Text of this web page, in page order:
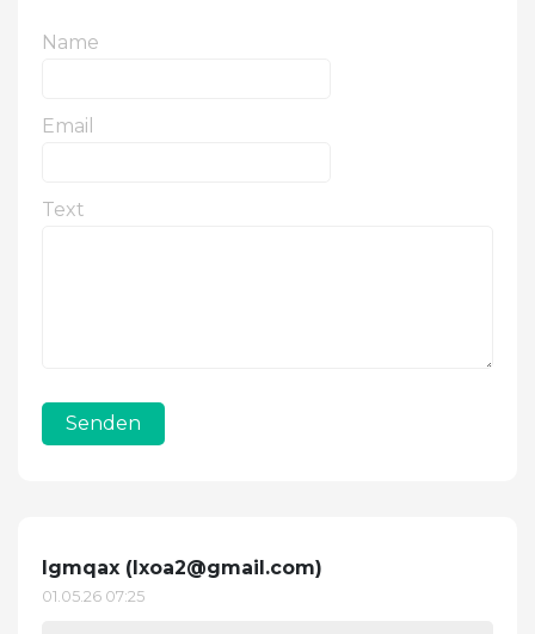
Name
Email
Text
Senden
Igmqax (lxoa2@gmail.com)
01.05.26 07:25